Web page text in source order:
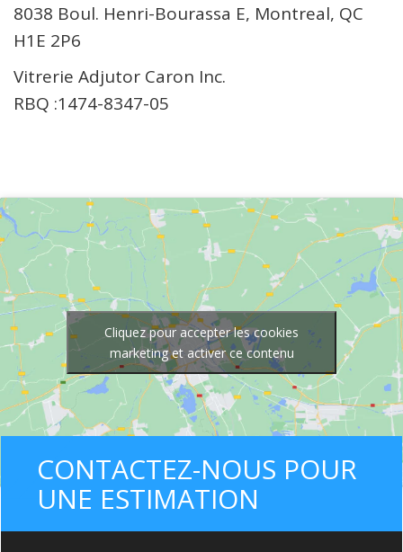
8038 Boul. Henri-Bourassa E, Montreal, QC
H1E 2P6
Vitrerie Adjutor Caron Inc.
RBQ :1474-8347-05
Cliquez pour accepter les cookies
marketing et activer ce contenu
CONTACTEZ-NOUS POUR
UNE ESTIMATION